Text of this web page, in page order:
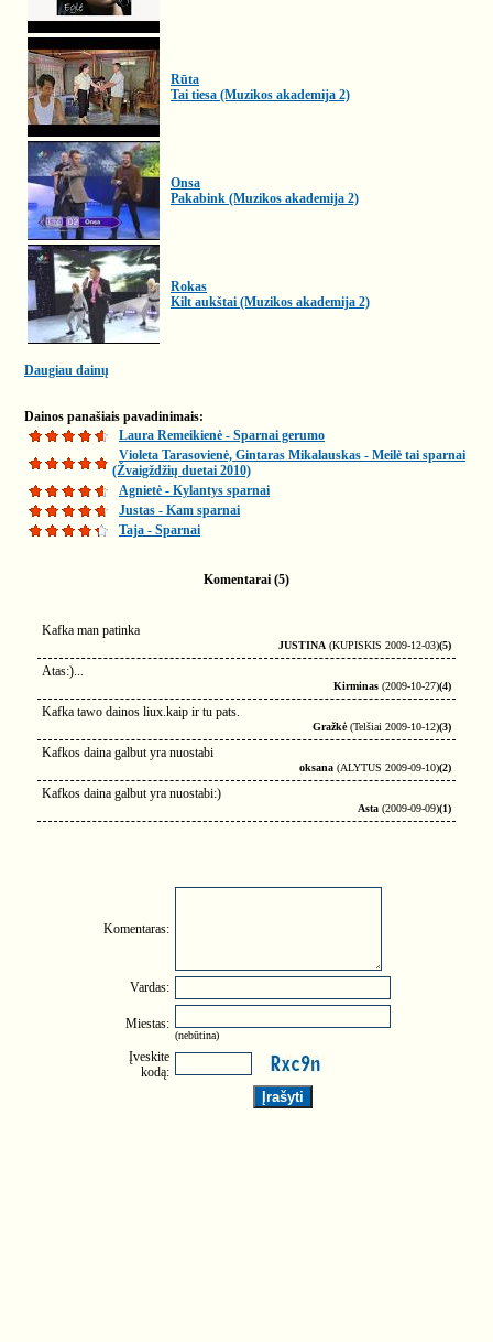
Rūta
Tai tiesa (Muzikos akademija 2)
Onsa
Pakabink (Muzikos akademija 2)
Rokas
Kilt aukštai (Muzikos akademija 2)
Daugiau dainų
Dainos panašiais pavadinimais:
Laura Remeikienė - Sparnai gerumo
Violeta Tarasovienė, Gintaras Mikalauskas - Meilė tai sparnai
(Žvaigždžių duetai 2010)
Agnietė - Kylantys sparnai
Justas - Kam sparnai
Taja - Sparnai
Komentarai (5)
Kafka man patinka
JUSTINA (KUPISKIS 2009-12-03)(5)
Atas:)...
Kirminas (2009-10-27)(4)
Kafka tawo dainos liux.kaip ir tu pats.
Gražkė(Telšiai 2009-10-12)(3)
Kafkos daina galbut yra nuostabi
oksana (ALYTUS 2009-09-10)(2)
Kafkos daina galbut yra nuostabi:)
Asta (2009-09-09)(1)
Komentaras:
Vardas:
Miestas:
(nebūtina)
Įveskite
kodą: